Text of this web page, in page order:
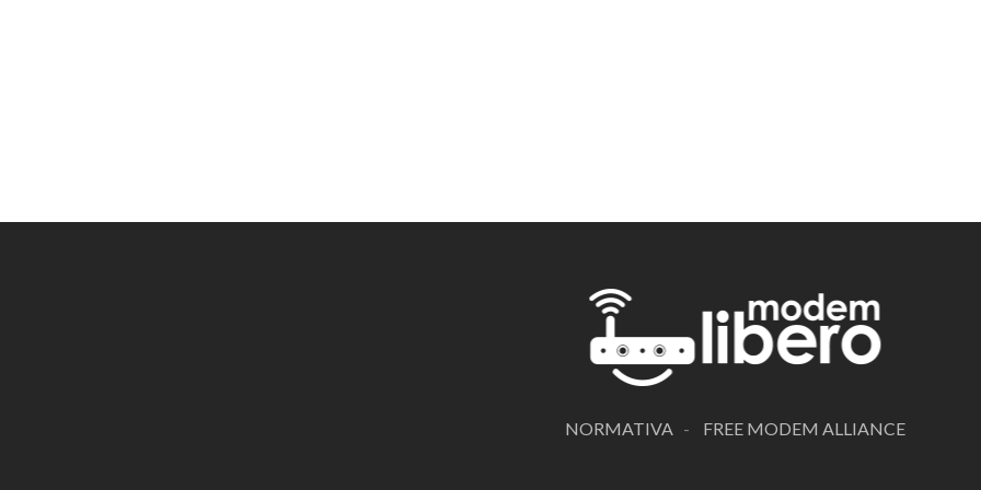
NORMATIVA - FREE MODEM ALLIANCE